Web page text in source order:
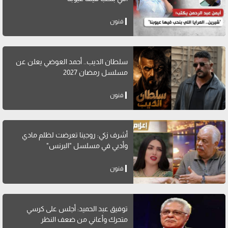
فنون
سلطان الديب.. أحمد العوضي يعلن عن
مسلسل رمضان 2027
فنون
أشرف زكي: روجينا تعرضت لظلم مادي
وأدبي في مسلسل "البرنس"
فنون
توفيق عبد الحميد: أجلس على كرسي
متحرك وأعاني من ضعف النظر